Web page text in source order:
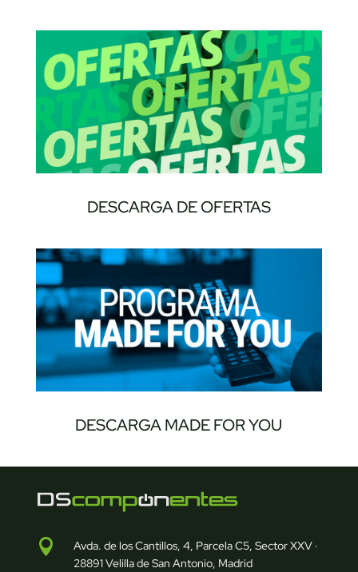
DESCARGA DE OFERTAS
DESCARGA MADE FOR YOU

Avda. de los Cantillos, 4, Parcela C5, Sector XXV ·
28891 Velilla de San Antonio, Madrid